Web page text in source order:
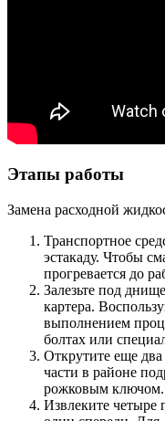
Этапы работы
Замена расходной
Транспортное
эстакаду. Чтобы
прогревается до
Залезьте под
картера.
выполнением
болтах или
Открутите еще
части в районе
рожковым ключом.
Извлеките четыре